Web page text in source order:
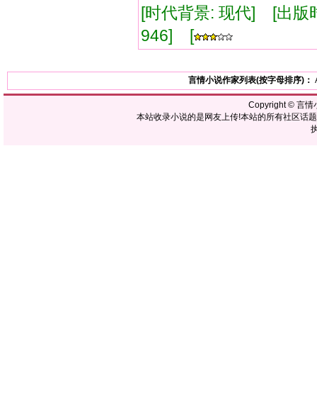
[时代背景: 现代] [出
946] [
言情小说作家列表(按字母排序)：
Copyright © 言情
本站收录小说的是网友上传!本站的所有社区话